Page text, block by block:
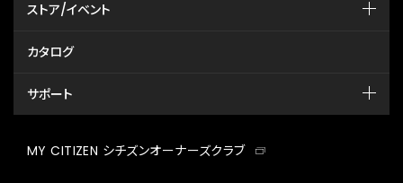
ストア/イベント
カタログ
サポート
MY CITIZEN シチズンオーナーズクラブ